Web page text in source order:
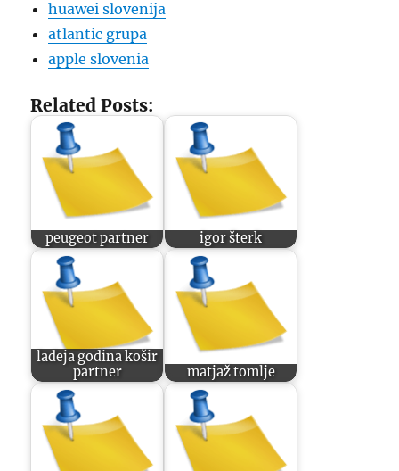
huawei slovenija
atlantic grupa
apple slovenia
Related Posts:
peugeot partner igor šterk
ladeja godina košir
partner
matjaž tomlje